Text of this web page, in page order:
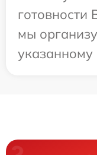
готовности
мы
указанному